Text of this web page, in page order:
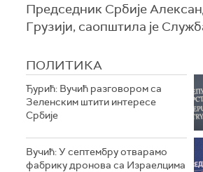
Председник Србије
Грузији, саопштила је
ПОЛИТИКА
Ђурић: Вучић разговором са
Зеленским штити интересе
Србије
Вучић: У септембру отварамо
фабрику дронова са Израелцима